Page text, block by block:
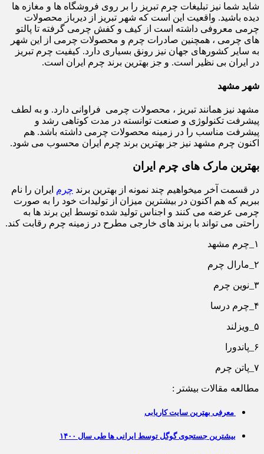
شاید شما نیز تبلیغات چرم تبریز را بر روی فروشگاه ها و مغازه ها
دیده باشید. واقعیت این است که شهر تبریز از دیرباز محصولات
چرمی معروفی داشته است از کیف و کفش چرمی گرفته تا پالتو
های چرمی ، همچنین صادرات چرم و محصولات چرمی از این شهر
به سایر کشورهای جهان نیز رونق بسیاری دارد. کیفیت چرم تبریز
در ایران بی نظیر است. و جز بهترین برند چرم ایران است.
شهر مشهد
مشهد نیز همانند تبریز ، محصولات چرمی فراوانی دارد. و به لطف
پیشرفت تکنولوژی و صنعت توانسته در مدت کوتاهی رشد و
پیشرفت مناسب را در زمینه محصولات چرمی داشته باشد. هم
اکنون چرم مشهد نیز جز بهترین برند چرم ایران محسوب می شود.
بهترین مارک های چرم ایران
در قسمت آخر میخواهیم چند نمونه از بهترین برند چرم ایران را نام
ببریم که هم اکنون در بیشترین میزان از تولیدات خود را به صورت
چرمی عرضه می کنند و اجناس تولید شده توسط این برند ها به
راحتی می تواند با برند های خارجی مطرح در زمینه چرم رقابت کند.
۱_چرم مشهد
۲_مارال چرم
۳_نوین چرم
۴_چرم درسا
۵_ویزلند
۶_پاندورا
۷_پاتن چرم
مطالعه مقالات بیشتر :
معرفی بهترین سایت کاریابی
بیشترین جستجوی گوگل توسط ایرانی ها طی سال ۱۴۰۰